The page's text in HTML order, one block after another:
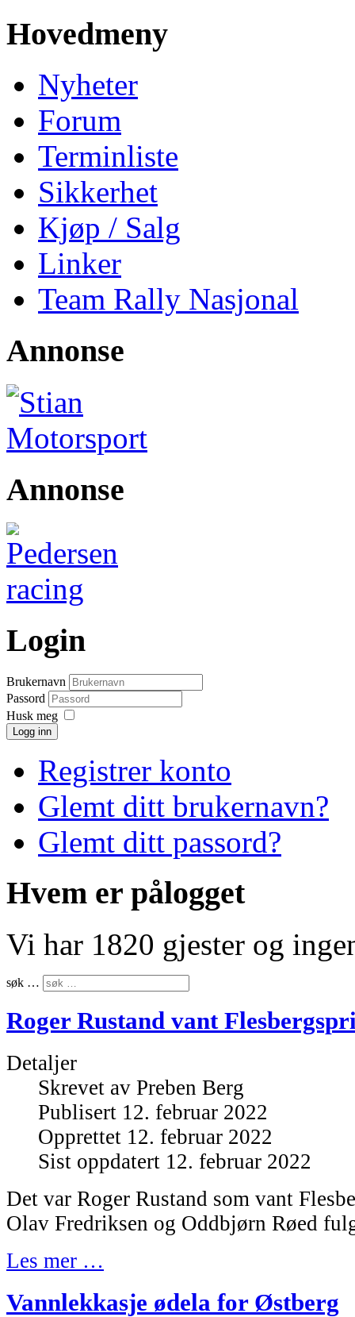
Hovedmeny
Nyheter
Forum
Terminliste
Sikkerhet
Kjøp / Salg
Linker
Team Rally Nasjonal
Annonse
Annonse
Login
Brukernavn
Passord
Husk meg
Logg inn
Registrer konto
Glemt ditt brukernavn?
Glemt ditt passord?
Hvem er pålogget
Vi har 1820 gjester og
søk …
Roger Rustand vant
Detaljer
Skrevet av Preben Berg
Publisert 12. februar 2022
Opprettet 12. februar 2022
Sist oppdatert 12. februar 2022
Det var Roger Rustand som vant
Olav Fredriksen og Oddbjørn Røed
Les mer …
Vannlekkasje ødela for Østberg